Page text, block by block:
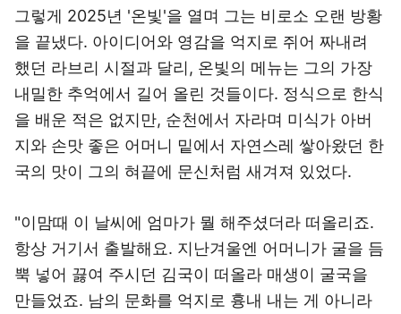
그렇게 2025년 '온빛'을 열며 그는 비로소 오랜 방황
을 끝냈다. 아이디어와 영감을 억지로 쥐어 짜내려
했던 라브리 시절과 달리, 온빛의 메뉴는 그의 가장
내밀한 추억에서 길어 올린 것들이다. 정식으로 한식
을 배운 적은 없지만, 순천에서 자라며 미식가 아버
지와 손맛 좋은 어머니 밑에서 자연스레 쌓아왔던 한
국의 맛이 그의 혀끝에 문신처럼 새겨져 있었다.
"이맘때 이 날씨에 엄마가 뭘 해주셨더라 떠올리죠.
항상 거기서 출발해요. 지난겨울엔 어머니가 굴을 듬
뿍 넣어 끓여 주시던 김국이 떠올라 매생이 굴국을
만들었죠. 남의 문화를 억지로 흉내 내는 게 아니라